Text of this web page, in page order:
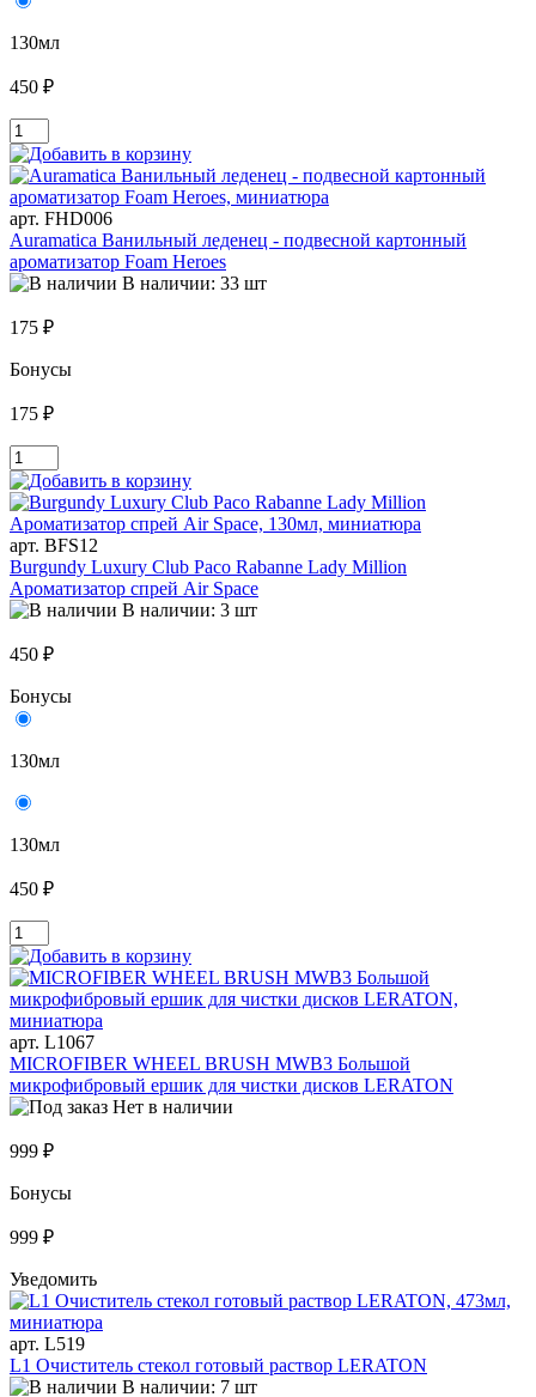
130мл
450 ₽
арт. FHD006
Auramatica Ванильный леденец - подвесной картонный
ароматизатор Foam Heroes
В наличии: 33 шт
175 ₽
Бонусы
175 ₽
арт. BFS12
Burgundy Luxury Club Paco Rabanne Lady Million
Ароматизатор спрей Air Space
В наличии: 3 шт
450 ₽
Бонусы
130мл
130мл
450 ₽
арт. L1067
MICROFIBER WHEEL BRUSH MWB3 Большой
микрофибровый ершик для чистки дисков LERATON
Нет в наличии
999 ₽
Бонусы
999 ₽
Уведомить
арт. L519
L1 Очиститель стекол готовый раствор LERATON
В наличии: 7 шт